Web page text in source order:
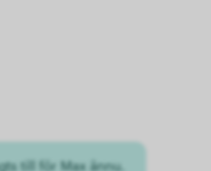
till för Max ännu.